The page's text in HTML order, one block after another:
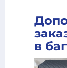
в